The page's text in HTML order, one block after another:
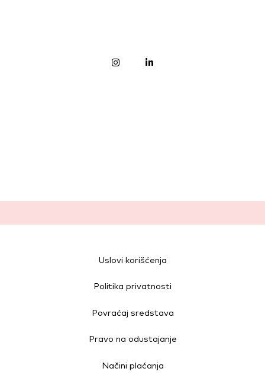
Uslovi korišćenja
Politika privatnosti
Povraćaj sredstava
Pravo na odustajanje
Načini plaćanja